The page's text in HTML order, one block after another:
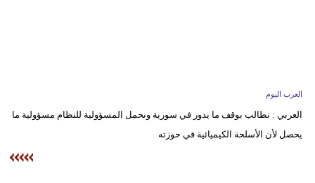
وتكنولوجيا
العرب اليوم
العربي : نطالب بوقف ما يدور في سورية ونحمل المسؤولية للنظام مسؤولية ما
يحصل لأن الأسلحة الكيميائية في حوزته